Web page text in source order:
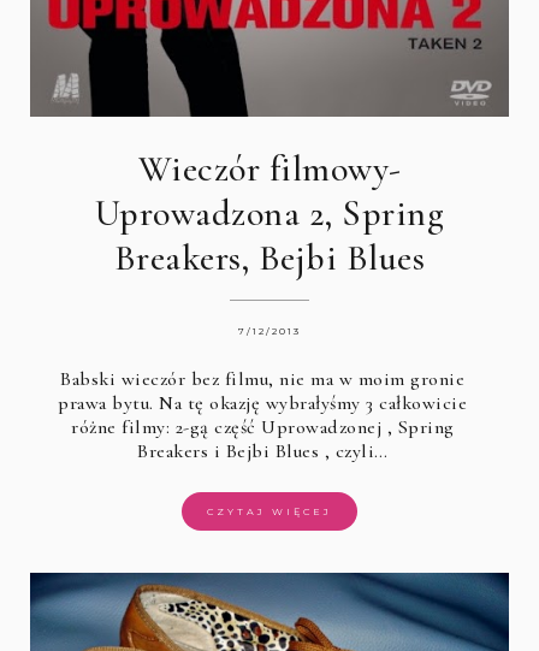
Wieczór filmowy-
Uprowadzona 2, Spring
Breakers, Bejbi Blues
7/12/2013
Babski wieczór bez filmu, nie ma w moim gronie
prawa bytu. Na tę okazję wybrałyśmy 3 całkowicie
różne filmy: 2-gą część Uprowadzonej , Spring
Breakers i Bejbi Blues , czyli…
CZYTAJ WIĘCEJ